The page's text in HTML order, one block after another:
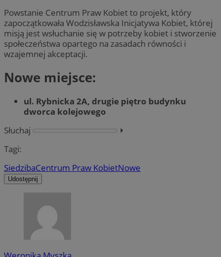
Powstanie Centrum Praw Kobiet to projekt, który
zapoczątkowała Wodzisławska Inicjatywa Kobiet, której
misją jest wsłuchanie się w potrzeby kobiet i stworzenie
społeczeństwa opartego na zasadach równości i
wzajemnej akceptacji.
Nowe miejsce:
ul. Rybnicka 2A, drugie piętro budynku
dworca kolejowego
Słuchaj
⏵︎
Tagi:
SiedzibaCentrum Praw KobietNowe
Udostępnij